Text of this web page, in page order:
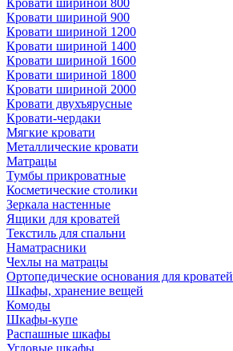
Кровати шириной 800
Кровати шириной 900
Кровати шириной 1200
Кровати шириной 1400
Кровати шириной 1600
Кровати шириной 1800
Кровати шириной 2000
Кровати двухъярусные
Кровати-чердаки
Мягкие кровати
Металлические кровати
Матрацы
Тумбы прикроватные
Косметические столики
Зеркала настенные
Ящики для кроватей
Текстиль для спальни
Наматрасники
Чехлы на матрацы
Ортопедические основания для кроватей
Шкафы, хранение вещей
Комоды
Шкафы-купе
Распашные шкафы
Угловые шкафы